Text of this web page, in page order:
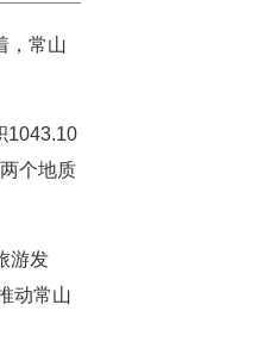
，常山
1043.10
个地质
游发
动常山